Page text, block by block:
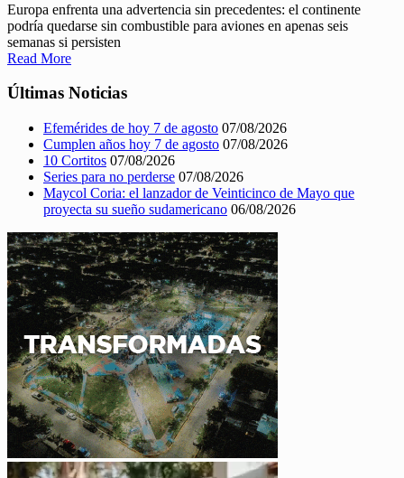
Europa enfrenta una advertencia sin precedentes: el continente
podría quedarse sin combustible para aviones en apenas seis
semanas si persisten
Read More
Últimas Noticias
Efemérides de hoy 7 de agosto 07/08/2026
Cumplen años hoy 7 de agosto 07/08/2026
10 Cortitos 07/08/2026
Series para no perderse 07/08/2026
Maycol Coria: el lanzador de Veinticinco de Mayo que
proyecta su sueño sudamericano 06/08/2026